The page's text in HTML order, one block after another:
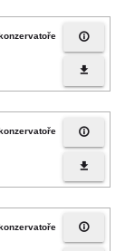
info_outline
file_download
info_outline
file_download
info_outline